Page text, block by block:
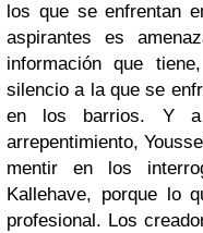
los que se enfrentan
aspirantes es
información que
silencio a la que se
en los barrios. Y
arrepentimiento,
mentir en los
Kallehave, porque lo
profesional. Los